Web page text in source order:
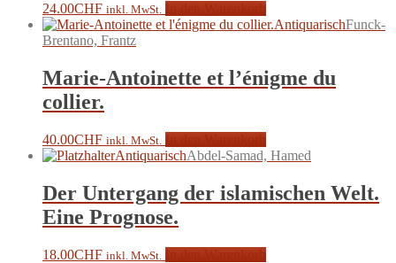
24.00CHF inkl. MwSt.
AntiquarischFunck-
Brentano, Frantz
Marie-Antoinette et l’énigme du
collier.
40.00CHF inkl. MwSt.
AntiquarischAbdel-Samad, Hamed
Der Untergang der islamischen Welt.
Eine Prognose.
18.00CHF inkl. MwSt.